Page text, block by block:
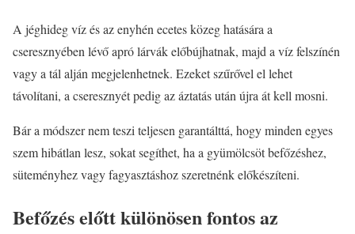
A jéghideg víz és az enyhén ecetes közeg hatására a
cseresznyében lévő apró lárvák előbújhatnak, majd a víz felszínén
vagy a tál alján megjelenhetnek. Ezeket szűrővel el lehet
távolítani, a cseresznyét pedig az áztatás után újra át kell mosni.
Bár a módszer nem teszi teljesen garantálttá, hogy minden egyes
szem hibátlan lesz, sokat segíthet, ha a gyümölcsöt befőzéshez,
süteményhez vagy fagyasztáshoz szeretnénk előkészíteni.
Befőzés előtt különösen fontos az